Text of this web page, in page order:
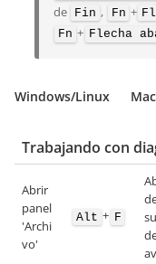
de
Fin , Fn +
Fn + Flecha
Windows/Linux
Trabajando con
Abrir
panel
'Archi
vo'
Alt + F